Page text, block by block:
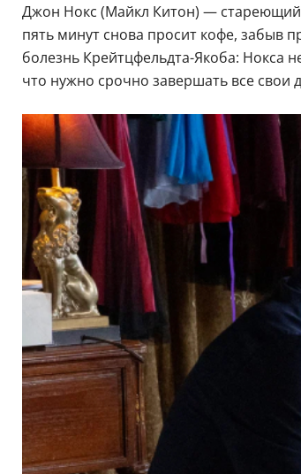
Джон Нокс (Майкл Китон) — стареющий
пять минут снова просит кофе, забыв
болезнь Крейтцфельдта-Якоба: Нокса
что нужно срочно завершать все свои